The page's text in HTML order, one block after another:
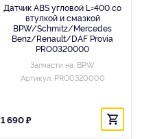
Датчик ABS угловой L=400 со
втулкой и смазкой
BPW/Schmitz/Mercedes
Benz/Renault/DAF Provia
PRO0320000
Запчасти на: BPW
Артикул: PRO0320000
1 690 ₽